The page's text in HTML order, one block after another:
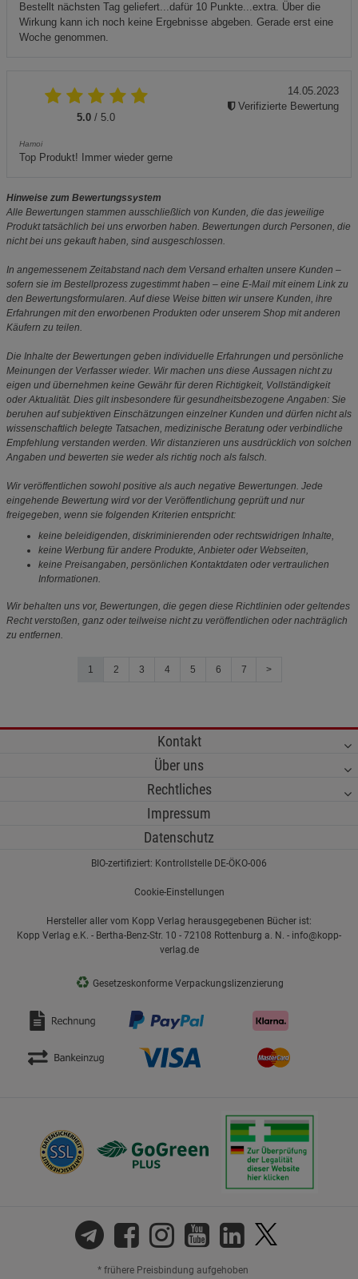
Bestellt nächsten Tag geliefert...dafür 10 Punkte...extra. Über die
Wirkung kann ich noch keine Ergebnisse abgeben. Gerade erst eine
Woche genommen.
5.0 / 5.0
Hamoi
Top Produkt! Immer wieder gerne
14.05.2023
Verifizierte Bewertung
Hinweise zum Bewertungssystem
Alle Bewertungen stammen ausschließlich von Kunden, die das jeweilige
Produkt tatsächlich bei uns erworben haben. Bewertungen durch Personen, die
nicht bei uns gekauft haben, sind ausgeschlossen.
In angemessenem Zeitabstand nach dem Versand erhalten unsere Kunden –
sofern sie im Bestellprozess zugestimmt haben – eine E-Mail mit einem Link zu
den Bewertungsformularen. Auf diese Weise bitten wir unsere Kunden, ihre
Erfahrungen mit den erworbenen Produkten oder unserem Shop mit anderen
Käufern zu teilen.
Die Inhalte der Bewertungen geben individuelle Erfahrungen und persönliche
Meinungen der Verfasser wieder. Wir machen uns diese Aussagen nicht zu
eigen und übernehmen keine Gewähr für deren Richtigkeit, Vollständigkeit
oder Aktualität. Dies gilt insbesondere für gesundheitsbezogene Angaben: Sie
beruhen auf subjektiven Einschätzungen einzelner Kunden und dürfen nicht als
wissenschaftlich belegte Tatsachen, medizinische Beratung oder verbindliche
Empfehlung verstanden werden. Wir distanzieren uns ausdrücklich von solchen
Angaben und bewerten sie weder als richtig noch als falsch.
Wir veröffentlichen sowohl positive als auch negative Bewertungen. Jede
eingehende Bewertung wird vor der Veröffentlichung geprüft und nur
freigegeben, wenn sie folgenden Kriterien entspricht:
keine beleidigenden, diskriminierenden oder rechtswidrigen Inhalte,
keine Werbung für andere Produkte, Anbieter oder Webseiten,
keine Preisangaben, persönlichen Kontaktdaten oder vertraulichen
Informationen.
Wir behalten uns vor, Bewertungen, die gegen diese Richtlinien oder geltendes
Recht verstoßen, ganz oder teilweise nicht zu veröffentlichen oder nachträglich
zu entfernen.
1 2 3 4 5 6 7 >
Kontakt
Über uns
Rechtliches
Impressum
Datenschutz
BIO-zertifiziert: Kontrollstelle DE-ÖKO-006
Cookie-Einstellungen
Hersteller aller vom Kopp Verlag herausgegebenen Bücher ist:
Kopp Verlag e.K. - Bertha-Benz-Str. 10 - 72108 Rottenburg a. N. - info@kopp-
verlag.de
♻ Gesetzeskonforme Verpackungslizenzierung
* frühere Preisbindung aufgehoben